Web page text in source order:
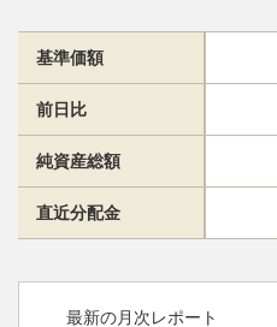
基準価額
前日比
純資産総額
直近分配金
最新の月次レポート